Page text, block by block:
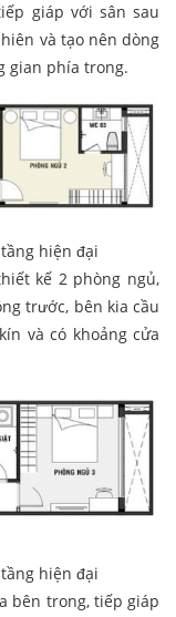
giáp với sân sau
và tạo nên dòng
gian phía trong.
hiện đại
kế 2 phòng ngủ,
trước, bên kia cầu
và có khoảng cửa
hiện đại
bên trong, tiếp giáp